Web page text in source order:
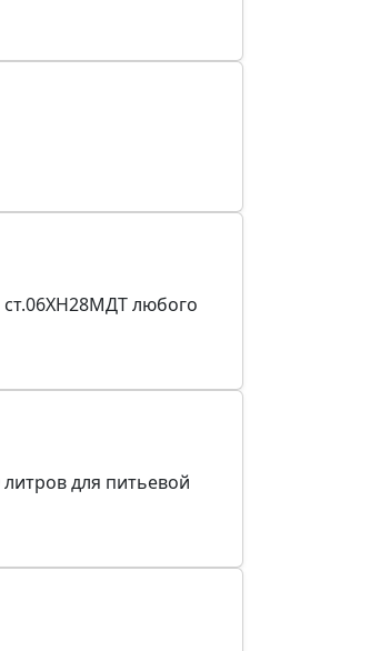
ст.06ХН28МДТ любого
для питьевой